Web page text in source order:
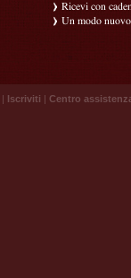
Ricevi con
Un modo
| Iscriviti | Centro